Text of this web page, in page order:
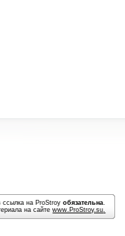
ссылка на ProStroyобязательна.
на сайтеwww.ProStroy.su.